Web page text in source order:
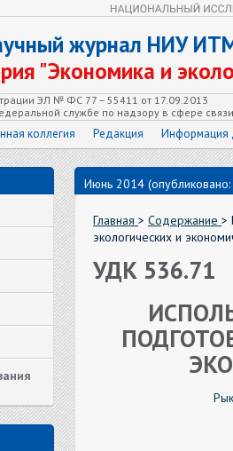
журнал НИУ
"Экономика и
ЭЛ № ФС 77 – 55411 от 17.09.2013
службе по надзору в сфере
коллегия Редакция Информация
Июнь 2014
Главная > Содержание >
экологических и
УДК 536.71